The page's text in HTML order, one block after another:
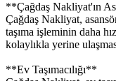
**Çağdaş Nakliyat'ın
Çağdaş Nakliyat,
taşıma işleminin daha
kolaylıkla yerine
**Ev Taşımacılığı**